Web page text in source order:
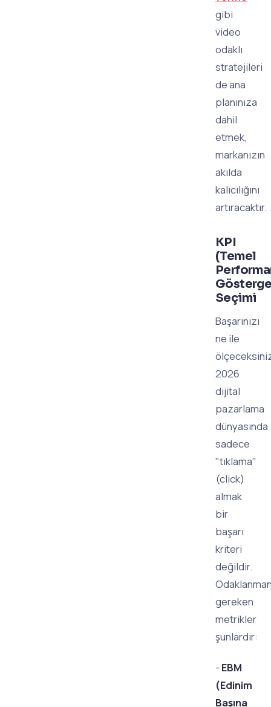
gibi
video
odaklı
stratejileri
de ana
planınıza
dahil
etmek,
markanızın
akılda
kalıcılığını
artıracaktır.
KPI
(Temel
Seçimi
Başarınızı
ne ile
2026
dijital
pazarlama
dünyasında
sadece
"tıklama"
(click)
almak
bir
başarı
kriteri
değildir.
gereken
metrikler
şunlardır:
- EBM
(Edinim
Başına